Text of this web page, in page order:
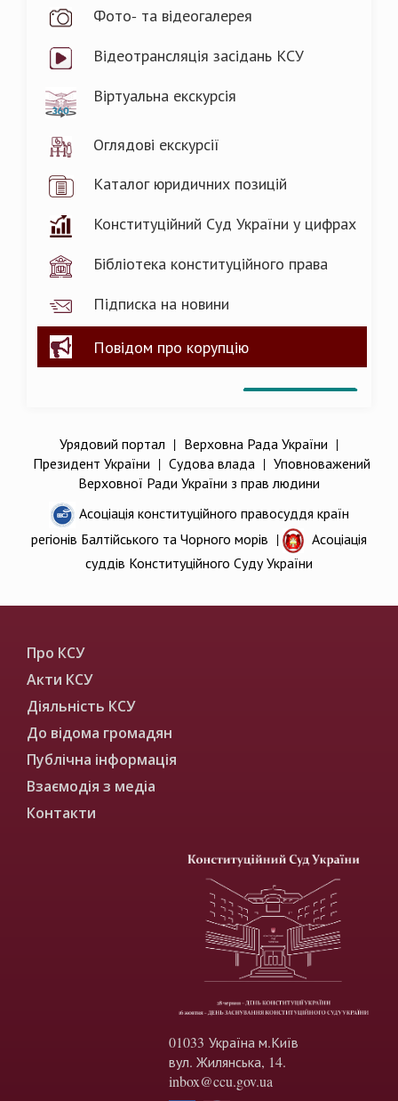
Фото- та відеогалерея
Відеотрансляція засідань КСУ
Віртуальна екскурсія
Оглядові екскурсії
Каталог юридичних позицій
Конституційний Суд України у цифрах
Бібліотека конституційного права
Підписка на новини
Повідом про корупцію
Урядовий портал | Верховна Рада України |
Президент України | Судова влада| Уповноважений
Верховної Ради України з прав людини
Асоціація конституційного правосуддя країн
регіонів Балтійського та Чорного морів |
Асоціація
суддів Конституційного Суду України
Про КСУ
Акти КСУ
Діяльність КСУ
До відома громадян
Публічна інформація
Взаємодія з медіа
Контакти
01033 Україна м.Київ
вул. Жилянська, 14.
inbox@ccu.gov.ua